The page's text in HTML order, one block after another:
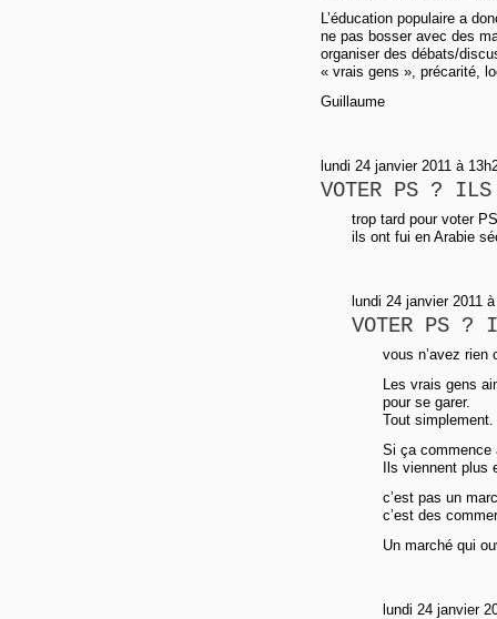
L’éducation populaire a
ne pas bosser avec des
organiser des débats/
« vrais gens », précarité,
Guillaume
lundi 24 janvier 2011 à
VOTER PS ?
trop tard pour voter
ils ont fui en Arabie
lundi 24 janvier 2011
VOTER PS ?
vous n’avez rien
Les vrais gens
pour se garer.
Tout simplement.
Si ça commence
Ils viennent plus
c’est pas un
c’est des
Un marché qui
lundi 24 janvier